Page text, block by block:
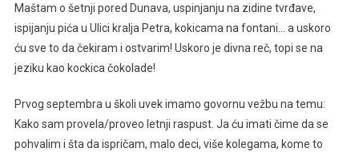
Maštam o šetnji pored Dunava, uspinjanju na zidine tvrđave,
ispijanju pića u Ulici kralja Petra, kokicama na fontani… a uskoro
ću sve to da čekiram i ostvarim! Uskoro je divna reč, topi se na
jeziku kao kockica čokolade!
Prvog septembra u školi uvek imamo govornu vežbu na temu:
Kako sam provela/proveo letnji raspust. Ja ću imati čime da se
pohvalim i šta da ispričam, malo deci, više kolegama, kome to